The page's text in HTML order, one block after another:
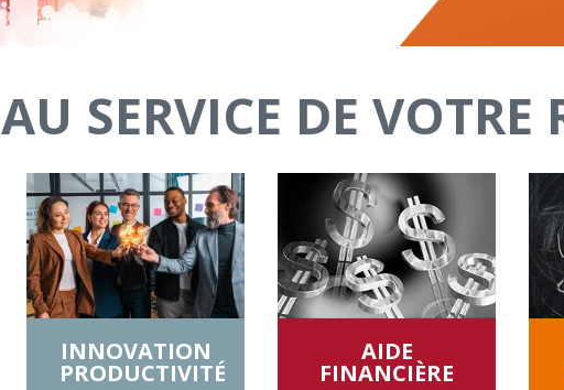
AU SERVICE DE VOTRE
INNOVATION
PRODUCTIVITÉ
AIDE
FINANCIÈRE